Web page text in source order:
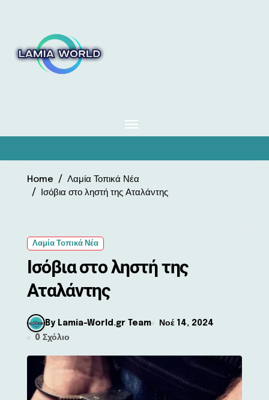
Home
Λαμία Τοπικά Νέα
Ισόβια στο ληστή της Αταλάντης
Λαμία Τοπικά Νέα
Ισόβια στο ληστή της
Αταλάντης
By Lamia-World.gr Team
Νοέ 14, 2024
0 Σχόλιο